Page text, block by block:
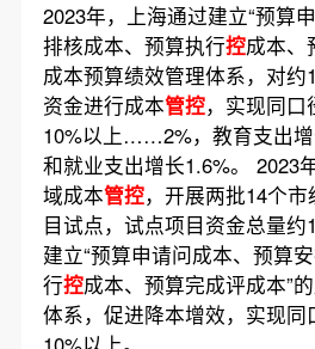
2023年，上海通过建立“预算
排核成本、预算执行控成本、
成本预算绩效管理体系，对约
资金进行成本管控，实现同口
10%以上……2%，教育支出
和就业支出增长1.6%。 2023
域成本管控，开展两批14个
目试点，试点项目资金总量约
建立“预算申请问成本、预算
行控成本、预算完成评成本”
体系，促进降本增效，实现